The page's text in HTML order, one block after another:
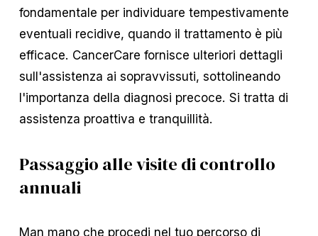
fondamentale per individuare tempestivamente
eventuali recidive, quando il trattamento è più
efficace. CancerCare fornisce ulteriori dettagli
sull'assistenza ai sopravvissuti, sottolineando
l'importanza della diagnosi precoce. Si tratta di
assistenza proattiva e tranquillità.
Passaggio alle visite di controllo
annuali
Man mano che procedi nel tuo percorso di